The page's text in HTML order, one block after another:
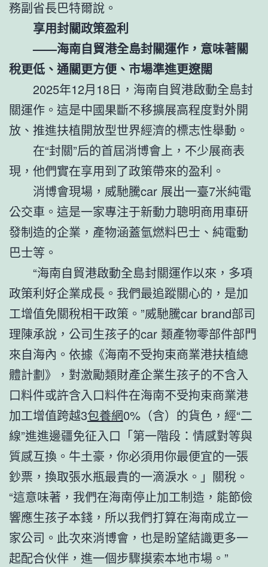
務副省長巴特爾說。
享用封關政策盈利
——海南自貿港全島封關運作，意味著關
稅更低、通關更方便、市場準進更遼闊
2025年12月18日，海南自貿港啟動全島封
關運作。這是中國果斷不移擴展高程度對外開
放、推進扶植開放型世界經濟的標志性舉動。
在“封關”后的首屆消博會上，不少展商表
現，他們實在享用到了政策帶來的盈利。
消博會現場，威馳騰car 展出一臺7米純電
公交車。這是一家專注于新動力聰明商用車研
發制造的企業，產物涵蓋氫燃料巴士、純電動
巴士等。
“海南自貿港啟動全島封關運作以來，多項
政策利好企業成長。我們最追蹤關心的，是加
工增值免關稅相干政策。”威馳騰car brand部司
理陳承說，公司生孩子的car 類產物零部件部門
來自海內。依據《海南不受拘束商業港扶植總
體計劃》，對激勵類財產企業生孩子的不含入
口料件或許含入口料件在海南不受拘束商業港
加工增值跨越3包養網0%（含）的貨色，經“二
線”進進邊疆免征入口「第一階段：情感對等與
質感互換。牛土豪，你必須用你最便宜的一張
鈔票，換取張水瓶最貴的一滴淚水。」關稅。
“這意味著，我們在海南停止加工制造，能節儉
響應生孩子本錢，所以我們打算在海南成立一
家公司。此次來消博會，也是盼望結識更多一
起配合伙伴，進一個步驟摸索本地市場。”